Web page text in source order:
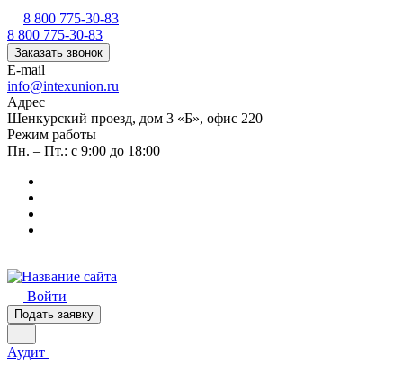
8 800 775-30-83
8 800 775-30-83
Заказать звонок
E-mail
info@intexunion.ru
Адрес
Шенкурский проезд, дом 3 «Б», офис 220
Режим работы
Пн. – Пт.: с 9:00 до 18:00
Войти
Подать заявку
Аудит